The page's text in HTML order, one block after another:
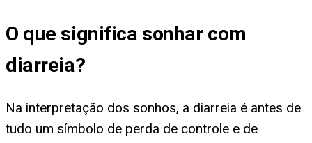
O que significa sonhar com
diarreia?
Na interpretação dos sonhos, a diarreia é antes de
tudo um símbolo de perda de controle e de